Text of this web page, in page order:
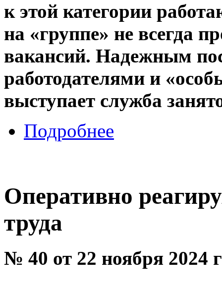
к этой категории
на «группе» не всегда
вакансий. Надежным
работодателями и
выступает служба
Подробнее
Оперативно
труда
№ 40 от 22 ноября 2024